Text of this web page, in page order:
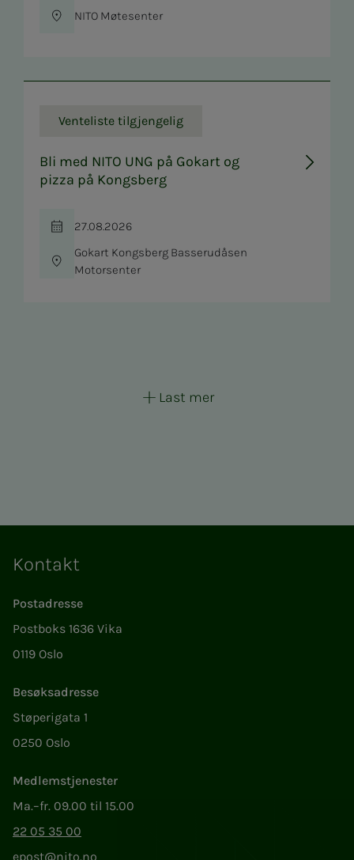
Sted
NITO Møtesenter
Venteliste tilgjengelig
Bli med NITO UNG på Gokart og
pizza på Kongsberg
Tid
27.08.2026
Sted
Gokart Kongsberg Basserudåsen
Motorsenter
Last mer
Kontakt
Postadresse
Postboks 1636 Vika
0119 Oslo
Besøksadresse
Støperigata 1
0250 Oslo
Medlemstjenester
Ma.–fr. 09.00 til 15.00
22 05 35 00
epost@nito.no